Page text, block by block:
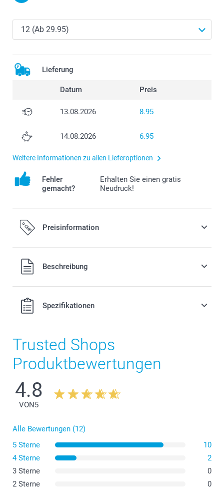
Lieferung
Datum Preis
13.08.2026 8.95
14.08.2026 6.95
Weitere Informationen zu allen Lieferoptionen
Fehler
gemacht?
Erhalten Sie einen gratis
Neudruck!
Preisinformation
Alle Preise verstehen sich in Schweizer Franken (CHF) inkl.
MwSt. und zzgl. Versandkosten.
Beschreibung
Spezifikationen
Trusted Shops
Produktbewertungen
4.8
VON5
Alle Bewertungen (12)
5 Sterne
10
4 Sterne
2
3 Sterne
0
2 Sterne
0